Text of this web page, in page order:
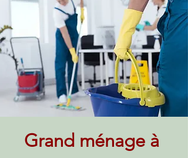
Grand ménage à